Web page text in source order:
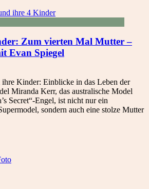
Zum vierten Mal Mutter –
Evan Spiegel
Kinder: Einblicke in das Leben der
Miranda Kerr, das australische Model
Secret“-Engel, ist nicht nur ein
sondern auch eine stolze Mutter